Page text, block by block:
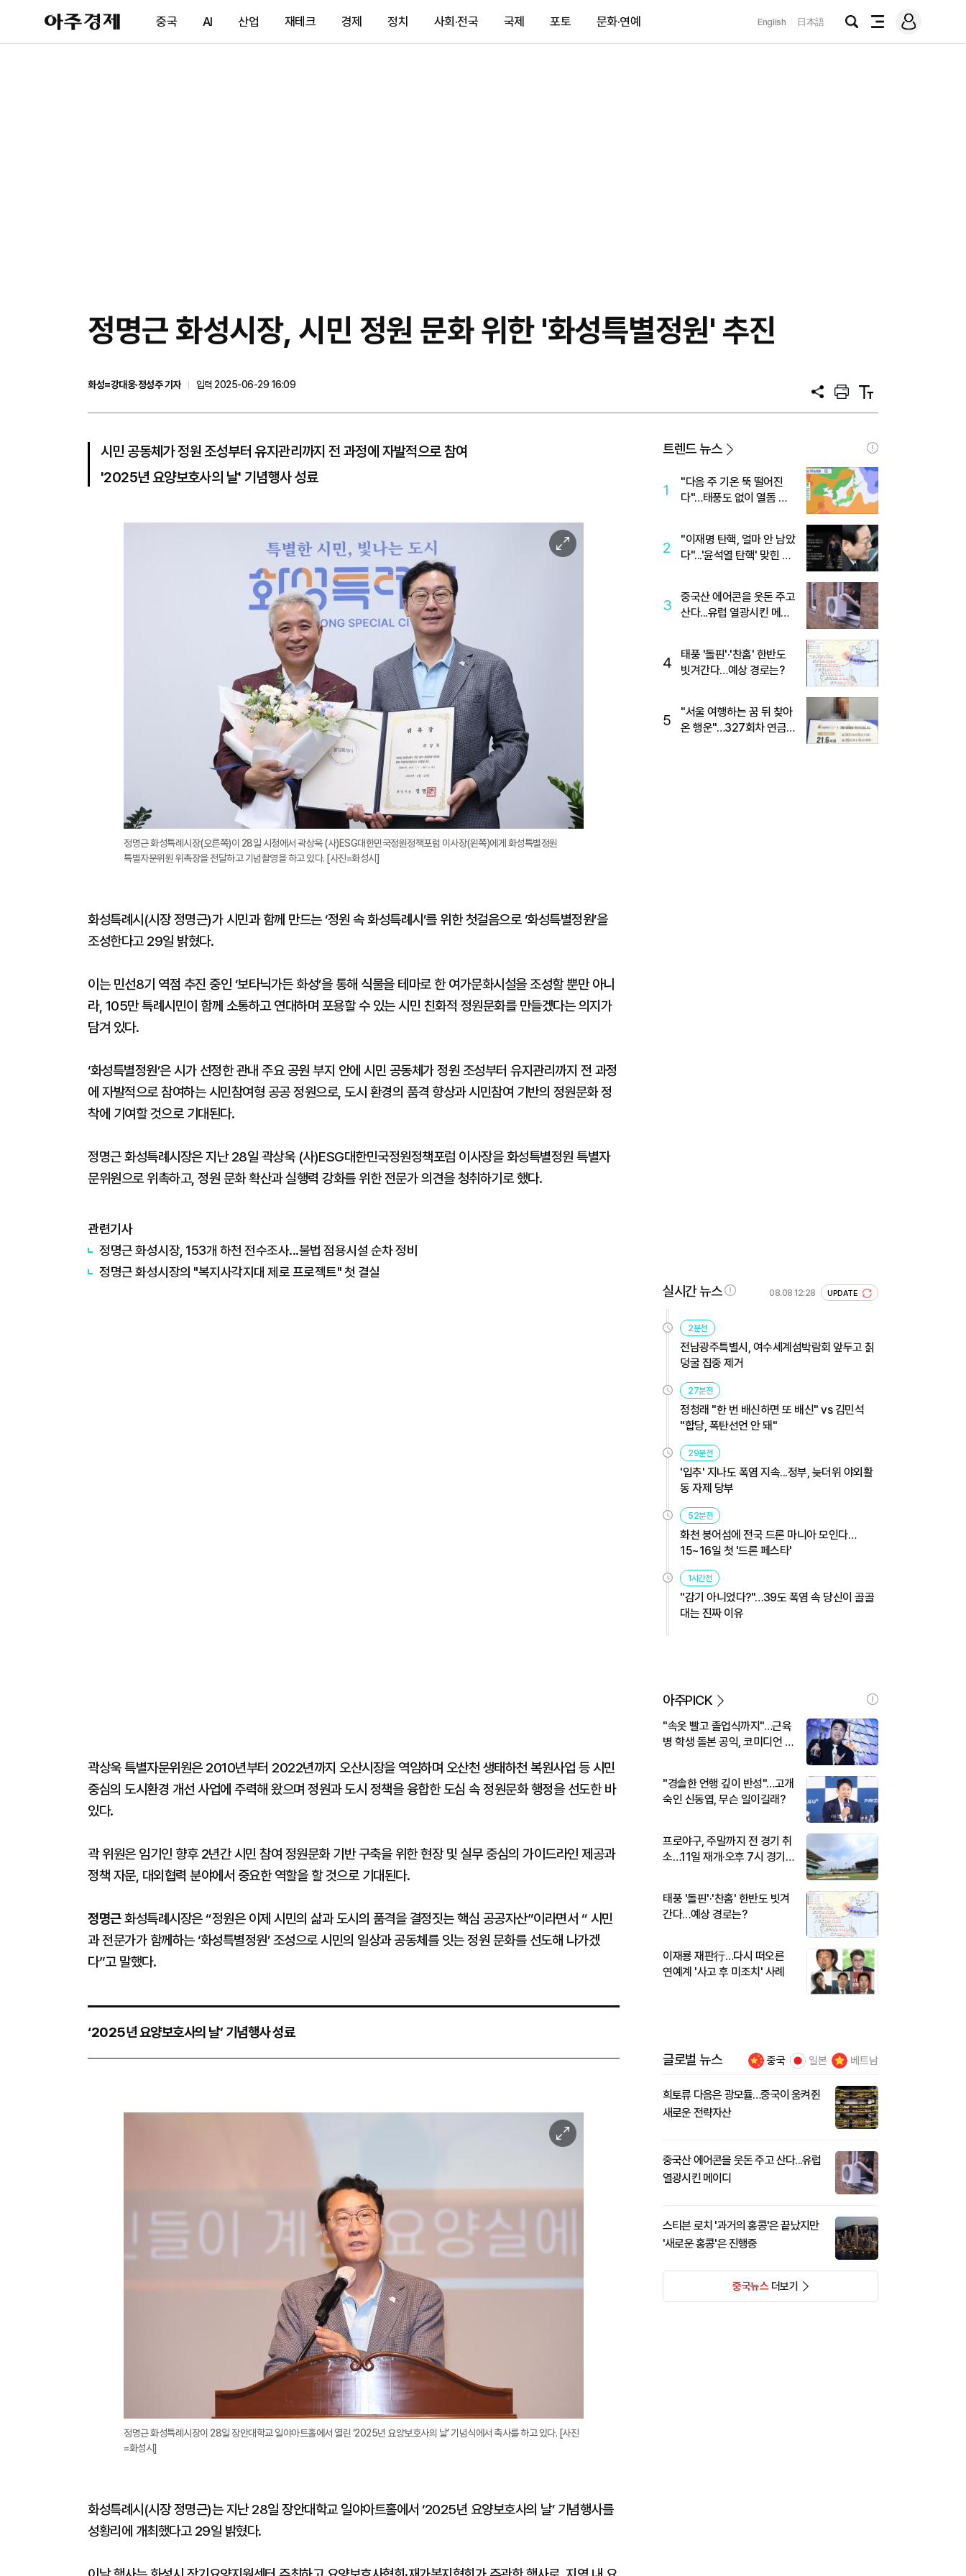
아
주
제
중국 AI 산업 재테크 경제 정치 사회·전국 국제 포토 문화·연예 English 日本語
검
전
메
그
정명근 화성시장, 시민 정원 문화 위한 '화성특별정원' 추진
화성=강대웅·정성주 기자
입력 2025-06-29 16:09
공
프
트
텍
트
시민 공동체가 정원 조성부터 유지관리까지 전 과정에 자발적으로 참여
'2025년 요양보호사의 날' 기념행사 성료
이
미
정명근 화성특례시장(오른쪽)이 28일 시청에서 곽상욱 (사)ESG대한민국정원정책포럼 이사장(왼쪽)에게 화성특별정원
특별자문위원 위촉장을 전달하고 기념촬영을 하고 있다. [사진=화성시]
화성특례시(시장 정명근)가 시민과 함께 만드는 ‘정원 속 화성특례시’를 위한 첫걸음으로 ‘화성특별정원’을
조성한다고 29일 밝혔다.
이는 민선8기 역점 추진 중인 ‘보타닉가든 화성’을 통해 식물을 테마로 한 여가문화시설을 조성할 뿐만 아니
라, 105만 특례시민이 함께 소통하고 연대하며 포용할 수 있는 시민 친화적 정원문화를 만들겠다는 의지가
담겨 있다.
‘화성특별정원’은 시가 선정한 관내 주요 공원 부지 안에 시민 공동체가 정원 조성부터 유지관리까지 전 과정
에 자발적으로 참여하는 시민참여형 공공 정원으로, 도시 환경의 품격 향상과 시민참여 기반의 정원문화 정
착에 기여할 것으로 기대된다.
정명근 화성특례시장은 지난 28일 곽상욱 (사)ESG대한민국정원정책포럼 이사장을 화성특별정원 특별자
문위원으로 위촉하고, 정원 문화 확산과 실행력 강화를 위한 전문가 의견을 청취하기로 했다.
관련기사
정명근 화성시장, 153개 하천 전수조사...불법 점용시설 순차 정비
정명근 화성시장의 "복지사각지대 제로 프로젝트" 첫 결실
곽상욱 특별자문위원은 2010년부터 2022년까지 오산시장을 역임하며 오산천 생태하천 복원사업 등 시민
중심의 도시환경 개선 사업에 주력해 왔으며 정원과 도시 정책을 융합한 도심 속 정원문화 행정을 선도한 바
있다.
곽 위원은 임기인 향후 2년간 시민 참여 정원문화 기반 구축을 위한 현장 및 실무 중심의 가이드라인 제공과
정책 자문, 대외협력 분야에서 중요한 역할을 할 것으로 기대된다.
정명근화성특례시장은 “정원은 이제 시민의 삶과 도시의 품격을 결정짓는 핵심 공공자산”이라면서 “ 시민
과 전문가가 함께하는 ‘화성특별정원’ 조성으로 시민의 일상과 공동체를 잇는 정원 문화를 선도해 나가겠
다”고 말했다.
‘2025년 요양보호사의 날’ 기념행사 성료
이
미
확
대
정명근 화성특례시장이 28일 장안대학교 일야아트홀에서 열린 ‘2025년 요양보호사의 날’ 기념식에서 축사를 하고 있다. [사진
=화성시]
화성특례시(시장 정명근)는 지난 28일 장안대학교 일야아트홀에서 ‘2025년 요양보호사의 날’ 기념행사를
성황리에 개최했다고 29일 밝혔다.
트렌드 뉴스
1
"다음 주 기온 뚝 떨어진
다"…태풍도 없이 열돔 박
2
"이재명 탄핵, 얼마 안 남았
다"...'윤석열 탄핵' 맞힌 무
3
중국산 에어콘을 웃돈 주고
산다...유럽 열광시킨 메이
4
태풍 '돌핀'·'찬홈' 한반도
빗겨간다…예상 경로는?
5
"서울 여행하는 꿈 뒤 찾아
온 행운"…327회차 연금
실시간 뉴스 08.08 12:28 UPDATE
2분전
전남광주특별시, 여수세계섬박람회 앞두고 칡
덩굴 집중 제거
27분전
정청래 "한 번 배신하면 또 배신" vs 김민석
"합당, 폭탄선언 안 돼"
29분전
'입추' 지나도 폭염 지속...정부, 늦더위 야외활
동 자제 당부
52분전
화천 붕어섬에 전국 드론 마니아 모인다…
15~16일 첫 '드론 페스타'
1시간전
"감기 아니었다?"…39도 폭염 속 당신이 골골
대는 진짜 이유
아주PICK
"속옷 빨고 졸업식까지"…근육
병 학생 돌본 공익, 코미디언 김
"경솔한 언행 깊이 반성"…고개
숙인 신동엽, 무슨 일이길래?
프로야구, 주말까지 전 경기 취
소…11일 재개·오후 7시 경기
태풍 '돌핀'·'찬홈' 한반도 빗겨
간다…예상 경로는?
이재룡 재판行…다시 떠오른
연예계 '사고 후 미조치' 사례
글로벌 뉴스 중국 일본 베트남
희토류 다음은 광모듈…중국이 움켜쥔
새로운 전략자산
중국산 에어콘을 웃돈 주고 산다...유럽
열광시킨 메이디
스티븐 로치 '과거의 홍콩'은 끝났지만
'새로운 홍콩'은 진행중
중국뉴스더보기